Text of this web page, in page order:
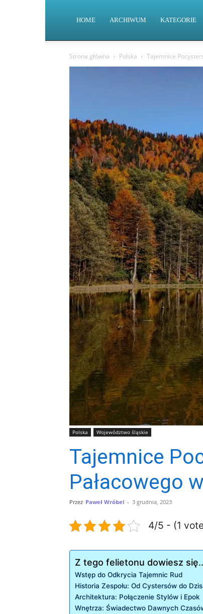
HOME ARCHIWUM KATEGORIE
Strona główna Polska Tajemnice
Polska Województwo śląskie
Tajemnice
Pałacowego
Przez Paweł Wróbel - 3 grudnia, 2023
4/5 - (1
Z tego felietonu dowiesz
Wstęp do Odkrycia Tajemnic Rud
Historia Zespołu: Od Cystersów do
Architektura: Połączenie Stylów i Epok
Wnętrza: Świadectwo Dawnych